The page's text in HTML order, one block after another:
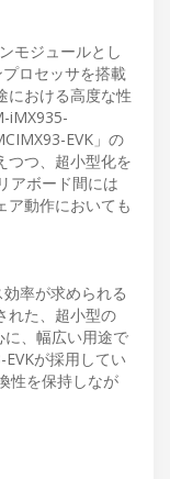
モジュールとし
ロセッサを搭載
における高度な性
iMX935-
EVK」の
つつ、超小型化を
アボード間には
ア動作においても
率が求められる
れた、超小型の
、幅広い用途で
が採用してい
性を保持しなが